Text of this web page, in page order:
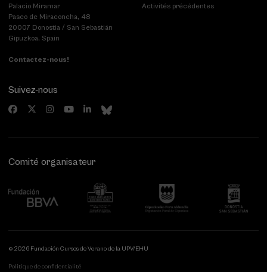
Palacio Miramar
Paseo de Miraconcha, 48
20007 Donostia / San Sebastián
Gipuzkoa, Spain
Contactez-nous!
Activités précédentes
Suivez-nous
Comité organisateur
© 2026 Fundación Cursos de Verano de la UPV/EHU
Politique de confidentialité